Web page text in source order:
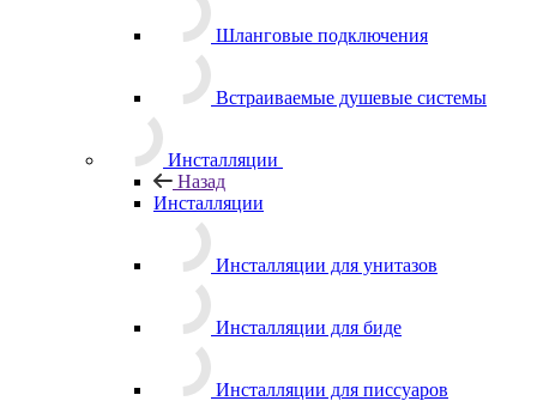
Шланговые подключения
Встраиваемые душевые системы
Инсталляции
Назад
Инсталляции
Инсталляции для унитазов
Инсталляции для биде
Инсталляции для писсуаров